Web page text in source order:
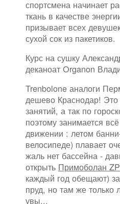
спортсмена начинает
ткань в качестве
призывает всех
сухой сок из пакетиков.
Курс на сушку
деканоат Organon
Trenbolone аналоги
дешево Краснодар! Это
занятий, а так по
поэтому занимается
движении : летом
велосипеде) плавает
жаль нет бассейна -
открыть Примоболан
каждый год обещают)
пруд, но там же только
увы...